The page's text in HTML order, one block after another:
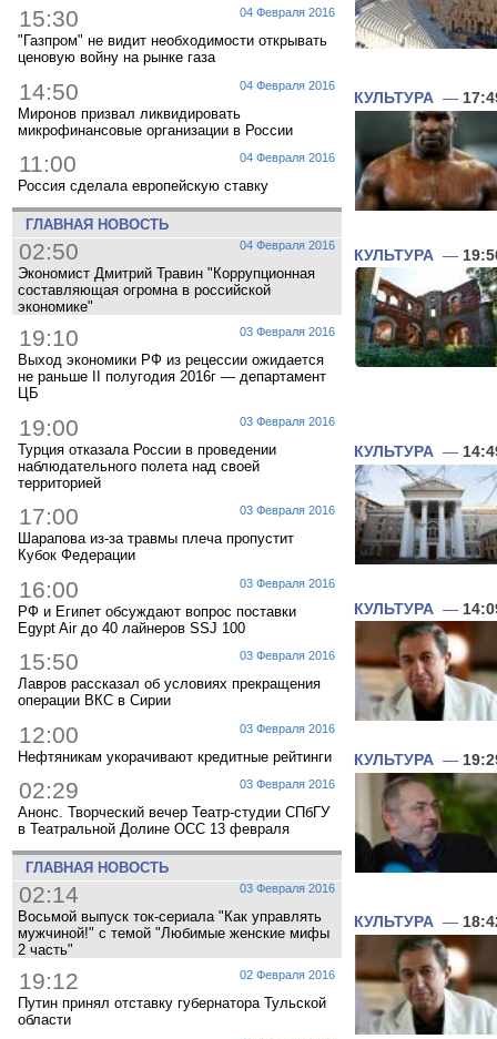
04 Февраля 2016
15:30
"Газпром" не видит необходимости открывать
ценовую войну на рынке газа
04 Февраля 2016
14:50
Миронов призвал ликвидировать
микрофинансовые организации в России
04 Февраля 2016
11:00
Россия сделала европейскую ставку
ГЛАВНАЯ НОВОСТЬ
04 Февраля 2016
02:50
Экономист Дмитрий Травин "Коррупционная
составляющая огромна в российской
экономике"
03 Февраля 2016
19:10
Выход экономики РФ из рецессии ожидается
не раньше II полугодия 2016г — департамент
ЦБ
03 Февраля 2016
19:00
Турция отказала России в проведении
наблюдательного полета над своей
территорией
03 Февраля 2016
17:00
Шарапова из-за травмы плеча пропустит
Кубок Федерации
03 Февраля 2016
16:00
РФ и Египет обсуждают вопрос поставки
Egypt Air до 40 лайнеров SSJ 100
03 Февраля 2016
15:50
Лавров рассказал об условиях прекращения
операции ВКС в Сирии
03 Февраля 2016
12:00
Нефтяникам укорачивают кредитные рейтинги
03 Февраля 2016
02:29
Анонс. Творческий вечер Театр-студии СПбГУ
в Театральной Долине ОСС 13 февраля
ГЛАВНАЯ НОВОСТЬ
03 Февраля 2016
02:14
Восьмой выпуск ток-сериала "Как управлять
мужчиной!" с темой "Любимые женские мифы
2 часть"
02 Февраля 2016
19:12
Путин принял отставку губернатора Тульской
области
КУЛЬТУРА —
КУЛЬТУРА —
КУЛЬТУРА —
КУЛЬТУРА —
КУЛЬТУРА —
КУЛЬТУРА —